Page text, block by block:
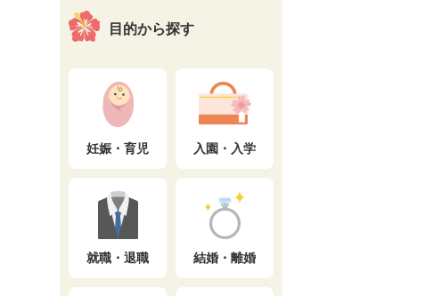
目的から探す
妊娠・育児 入園・入学
就職・退職 結婚・離婚